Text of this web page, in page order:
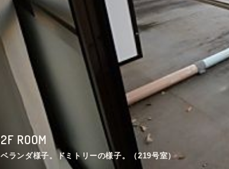
3F ROOM
専有部の様子。（314号室）
4F ROOM
電源コンセントの様子。（404号室）
2F ROOM
ベランダ様子。ドミトリーの様子。（219号室）
1F ROOM
バスルームの様子。（101号室）
2F ROOM
専有部の様子。（208号室）
2F ROOM
専有部のドアはグリーンカラー。（208号室）
1F ROOM
ウォシュレット付きトイレの様子。（101号室）
4F ROOM
ベランダから見た外の景色。（401号室）
3F ROOM
専有部の様子。（314号室）
4F ROOM
電源コンセントの様子。（404号室）